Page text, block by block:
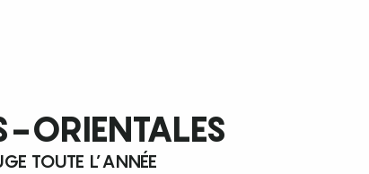
ORIENTALES
TOUTE L’ANNÉE